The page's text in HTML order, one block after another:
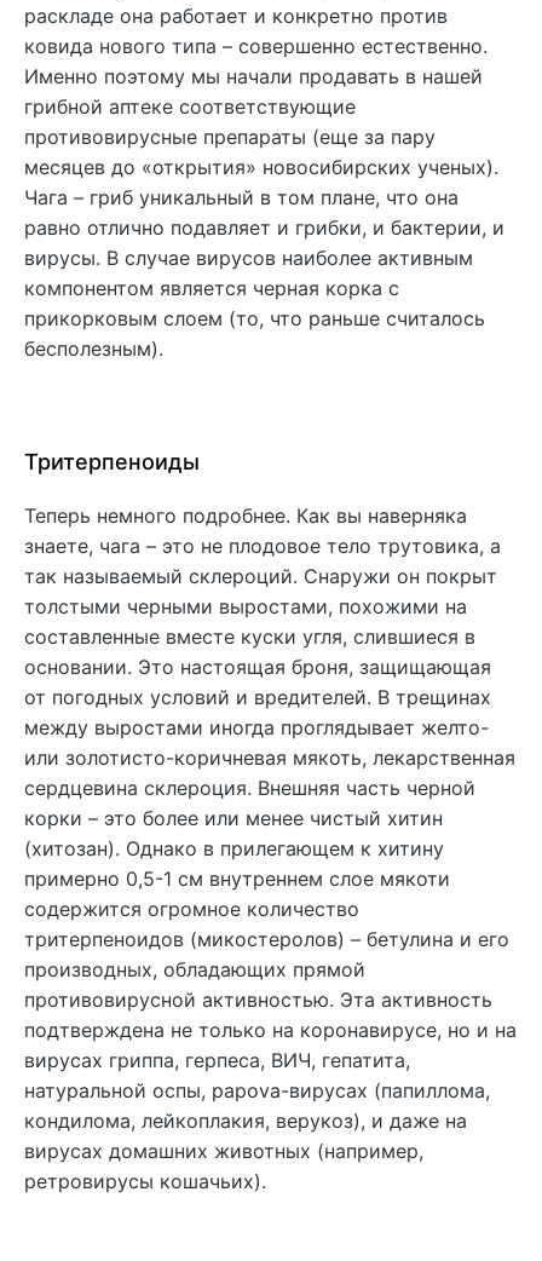
раскладе она работает и конкретно против
ковида нового типа – совершенно естественно.
Именно поэтому мы начали продавать в нашей
грибной аптеке соответствующие
противовирусные препараты (еще за пару
месяцев до «открытия» новосибирских ученых).
Чага – гриб уникальный в том плане, что она
равно отлично подавляет и грибки, и бактерии, и
вирусы. В случае вирусов наиболее активным
компонентом является черная корка с
прикорковым слоем (то, что раньше считалось
бесполезным).
Тритерпеноиды
Теперь немного подробнее. Как вы наверняка
знаете, чага – это не плодовое тело трутовика, а
так называемый склероций. Снаружи он покрыт
толстыми черными выростами, похожими на
составленные вместе куски угля, слившиеся в
основании. Это настоящая броня, защищающая
от погодных условий и вредителей. В трещинах
между выростами иногда проглядывает желто-
или золотисто-коричневая мякоть, лекарственная
сердцевина склероция. Внешняя часть черной
корки – это более или менее чистый хитин
(хитозан). Однако в прилегающем к хитину
примерно 0,5-1 см внутреннем слое мякоти
содержится огромное количество
тритерпеноидов (микостеролов) – бетулина и его
производных, обладающих прямой
противовирусной активностью. Эта активность
подтверждена не только на коронавирусе, но и на
вирусах гриппа, герпеса, ВИЧ, гепатита,
натуральной оспы, papova-вирусах (папиллома,
кондилома, лейкоплакия, верукоз), и даже на
вирусах домашних животных (например,
ретровирусы кошачьих).